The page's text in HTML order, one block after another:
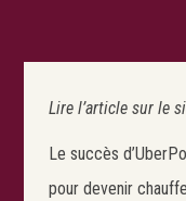
Lire l’article sur le
Le succès
pour devenir